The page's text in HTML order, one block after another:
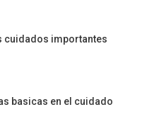
cuidados importantes
basicas en el cuidado